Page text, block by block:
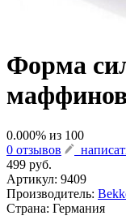
Форма
0.000% из 100
0 отзывов
499 руб.
Артикул: 9409
Производитель:
Страна: Германия